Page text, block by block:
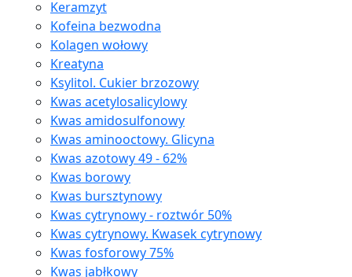
Keramzyt
Kofeina bezwodna
Kolagen wołowy
Kreatyna
Ksylitol. Cukier brzozowy
Kwas acetylosalicylowy
Kwas amidosulfonowy
Kwas aminooctowy. Glicyna
Kwas azotowy 49 - 62%
Kwas borowy
Kwas bursztynowy
Kwas cytrynowy - roztwór 50%
Kwas cytrynowy. Kwasek cytrynowy
Kwas fosforowy 75%
Kwas jabłkowy